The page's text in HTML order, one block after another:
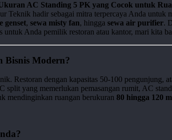
AC Standing 5 PK yang Cocok untuk
Teknik hadir sebagai mitra terpercaya Anda
genset, sewa misty fan, hingga sewa air purifier.
Anda pemilik restoran atau kantor, mari kita
Bisnis Modern?
Restoran dengan kapasitas 50-100 pengunjung,
yang memerlukan pemasangan rumit, AC
mendinginkan ruangan berukuran 80 hingga 120